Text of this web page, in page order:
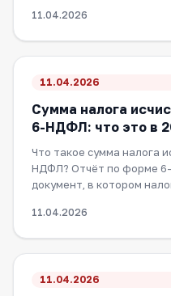
11.04.2026
11.04.2026
Сумма налога
6-НДФЛ: что это в
Что такое сумма налога
НДФЛ? Отчёт по форме
документ, в котором
11.04.2026
11.04.2026